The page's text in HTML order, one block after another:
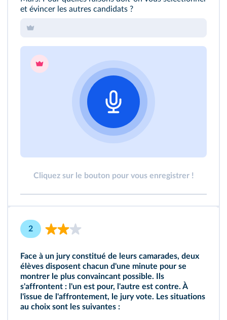
et évincer les autres candidats ?
Cliquez sur le bouton pour vous enregistrer !
2
Face à un jury constitué de leurs camarades, deux
élèves disposent chacun d'une minute pour se
montrer le plus convaincant possible. Ils
s'affrontent : l'un est pour, l'autre est contre. À
l'issue de l'affrontement, le jury vote. Les situations
au choix sont les suivantes :